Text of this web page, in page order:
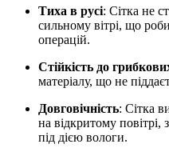
Тиха в русі: Сітка не
сильному вітрі, що
операцій.
Стійкість до
матеріалу, що не
Довговічність: Сітка
на відкритому повітрі,
під дією вологи.